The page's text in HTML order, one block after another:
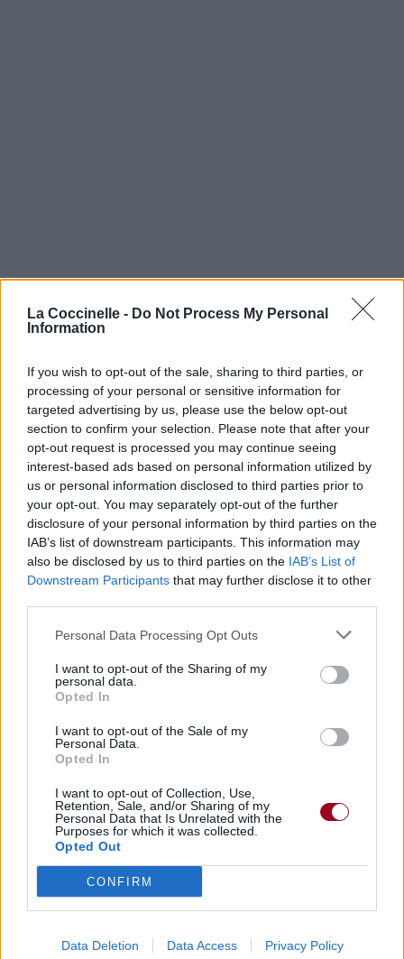
La Coccinelle - Do Not Process My Personal
Information
If you wish to opt-out of the sale, sharing to third parties, or
processing of your personal or sensitive information for
targeted advertising by us, please use the below opt-out
section to confirm your selection. Please note that after your
opt-out request is processed you may continue seeing
interest-based ads based on personal information utilized by
us or personal information disclosed to third parties prior to
your opt-out. You may separately opt-out of the further
disclosure of your personal information by third parties on the
IAB’s list of downstream participants. This information may
also be disclosed by us to third parties on the IAB’s List of
Downstream Participants that may further disclose it to other
Personal Data Processing Opt Outs
I want to opt-out of the Sharing of my
personal data.
Opted In
I want to opt-out of the Sale of my
Personal Data.
Opted In
I want to opt-out of Collection, Use,
Retention, Sale, and/or Sharing of my
Personal Data that Is Unrelated with the
Purposes for which it was collected.
Opted Out
CONFIRM
Data Deletion Data Access Privacy Policy